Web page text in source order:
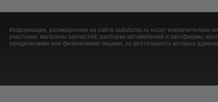
Информация, размещенная на сайте autodump.ru носит исключительно
участники: магазины запчастей, разборки автомобилей и автофирмы,
юридическими или физическими лицами, за деятельность которых